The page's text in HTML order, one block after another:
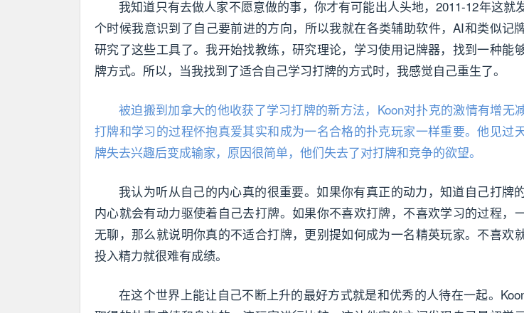
我知道只有去做人家不愿意做的事，你才有可能出人头地，2011-12年这就
个时候我意识到了自己要前进的方向，所以我就在各类辅助软件，AI和类似记
研究了这些工具了。我开始找教练，研究理论，学习使用记牌器，找到一种能
牌方式。所以，当我找到了适合自己学习打牌的方式时，我感觉自己重生了。
被迫搬到加拿大的他收获了学习打牌的新方法，Koon对扑克的激情有增无
打牌和学习的过程怀抱真爱其实和成为一名合格的扑克玩家一样重要。他见过
牌失去兴趣后变成输家，原因很简单，他们失去了对打牌和竞争的欲望。
我认为听从自己的内心真的很重要。如果你有真正的动力，知道自己打牌
内心就会有动力驱使着自己去打牌。如果你不喜欢打牌，不喜欢学习的过程，
无聊，那么就说明你真的不适合打牌，更别提如何成为一名精英玩家。不喜欢
投入精力就很难有成绩。
在这个世界上能让自己不断上升的最好方式就是和优秀的人待在一起。